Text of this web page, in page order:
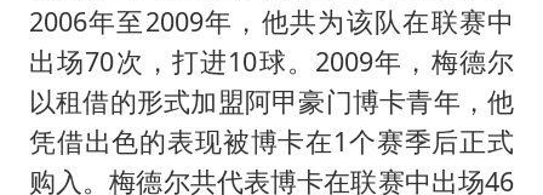
2006年至2009年，他共为该队在联赛中
出场70次，打进10球。2009年，梅德尔
以租借的形式加盟阿甲豪门博卡青年，他
凭借出色的表现被博卡在1个赛季后正式
购入。梅德尔共代表博卡在联赛中出场46